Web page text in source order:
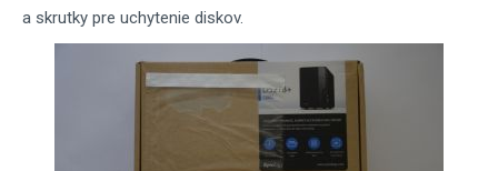
a skrutky pre uchytenie diskov.